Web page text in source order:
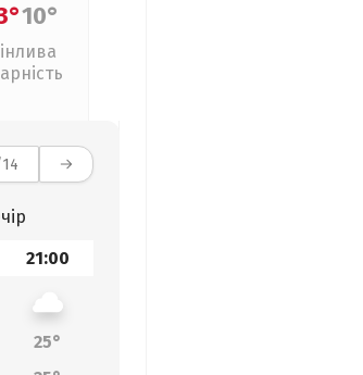
10°
21:00
25°